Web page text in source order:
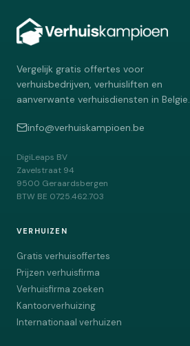
Vergelijk gratis offertes voor
verhuisbedrijven, verhuisliften en
aanverwante verhuisdiensten in Belgie.
info@verhuiskampioen.be
DigiLeaps BV
Zavelstraat 94
9500 Geraardsbergen
BTW BE 0725.462.703
VERHUIZEN
Gratis verhuisoffertes
Prijzen verhuisfirma
Verhuisfirma zoeken
Kantoorverhuizing
Internationaal verhuizen